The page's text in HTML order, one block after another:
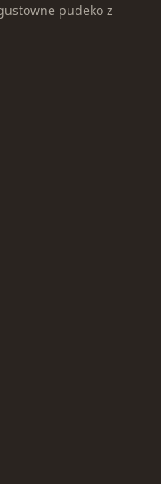
pudeko z